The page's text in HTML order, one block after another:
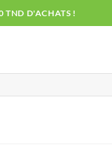
TND D'ACHATS !